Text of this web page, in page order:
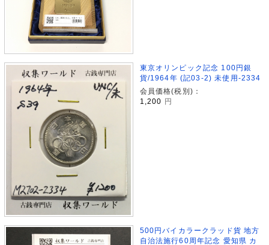
東京オリンピック記念 100円銀
貨/1964年 (記03-2) 未使用-2334
会員価格(税別)：
1,200
円
500円バイカラークラッド貨 地方
自治法施行60周年記念 愛知県 カ